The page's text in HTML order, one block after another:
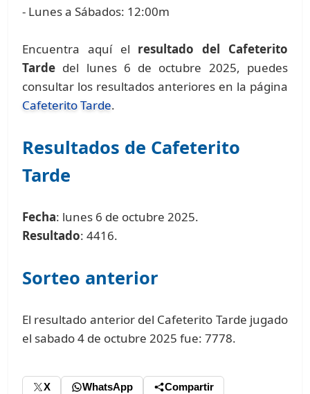
- Lunes a Sábados: 12:00m
Encuentra aquí el resultado del Cafeterito
Tarde del lunes 6 de octubre 2025, puedes
consultar los resultados anteriores en la página
Cafeterito Tarde.
Resultados de Cafeterito
Tarde
Fecha: lunes 6 de octubre 2025.
Resultado: 4416.
Sorteo anterior
El resultado anterior del Cafeterito Tarde jugado
el sabado 4 de octubre 2025 fue: 7778.
X WhatsApp
Compartir